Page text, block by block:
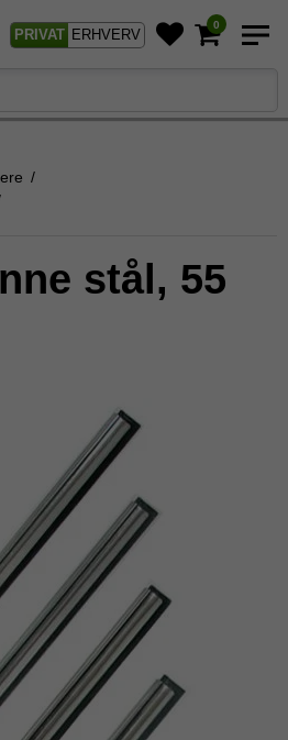
PRIVAT ERHVERV
0
/
stål, 55